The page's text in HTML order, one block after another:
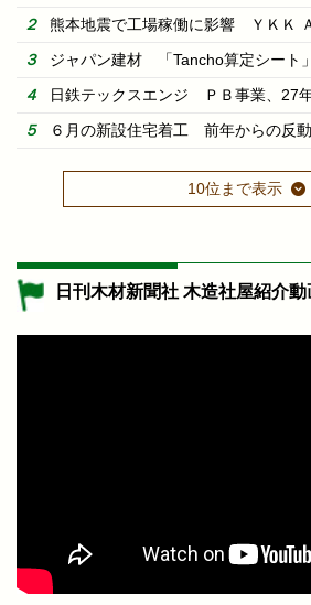
熊本地震で工場稼働に影響 ＹＫＫ
ジャパン建材 「Tancho算定シート
日鉄テックスエンジ ＰＢ事業、27
６月の新設住宅着工 前年からの反動
10位まで表示
日刊木材新聞社 木造社屋紹介動